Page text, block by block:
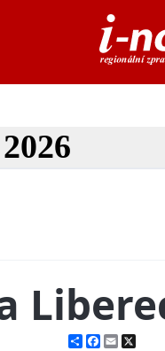
ShareFacebook
Email